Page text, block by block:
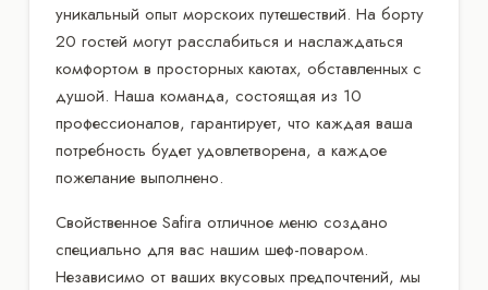
уникальный опыт морскоих путешествий. На борту
20 гостей могут расслабиться и наслаждаться
комфортом в просторных каютах, обставленных с
душой. Наша команда, состоящая из 10
профессионалов, гарантирует, что каждая ваша
потребность будет удовлетворена, а каждое
пожелание выполнено.
Свойственное Safira отличное меню создано
специально для вас нашим шеф-поваром.
Независимо от ваших вкусовых предпочтений, мы